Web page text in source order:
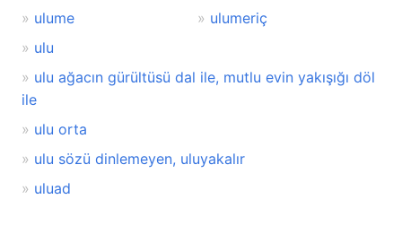
ulume
ulumeriç
ulu
ulu ağacın gürültüsü dal ile, mutlu evin yakışığı döl
ile
ulu orta
ulu sözü dinlemeyen, uluyakalır
uluad